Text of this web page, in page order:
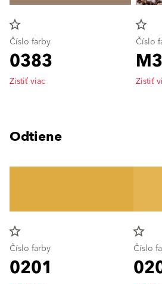
star_border
Číslo farby
0383
Zistiť viac
star_border
Číslo
Zistiť
Odtiene
star_border
Číslo farby
0201
star_border
Číslo